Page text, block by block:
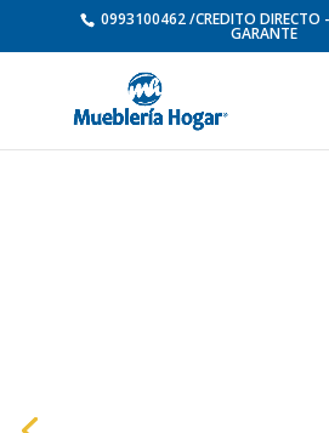
0993100462 /CREDITO DIRECTO
GARANTE